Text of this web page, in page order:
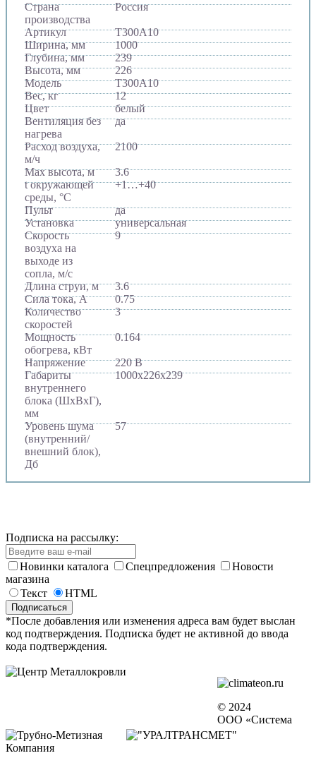
Страна
производства
Россия
Артикул
Т300A10
Ширина, мм
1000
Глубина, мм
239
Высота, мм
226
Модель
Т300A10
Вес, кг
12
Цвет
белый
Вентиляция без
нагрева
да
Расход воздуха,
м/ч
2100
Max высота, м
3.6
t окружающей
среды, °C
+1…+40
Пульт
да
Установка
универсальная
Скорость
воздуха на
выходе из
сопла, м/с
9
Длина струи, м
3.6
Сила тока, A
0.75
Количество
скоростей
3
Мощность
обогрева, кВт
0.164
Напряжение
220 В
Габариты
внутреннего
блока (ШхВхГ),
мм
1000х226х239
Уровень шума
(внутренний/
внешний блок),
Дб
57
Подписка на рассылку:
Новинки каталога Спецпредложения
Новости
магазина
Текст
HTML
*После добавления или изменения адреса вам будет выслан
код подтверждения. Подписка будет не активной до ввода
кода подтверждения.
© 2024
ООО «Система